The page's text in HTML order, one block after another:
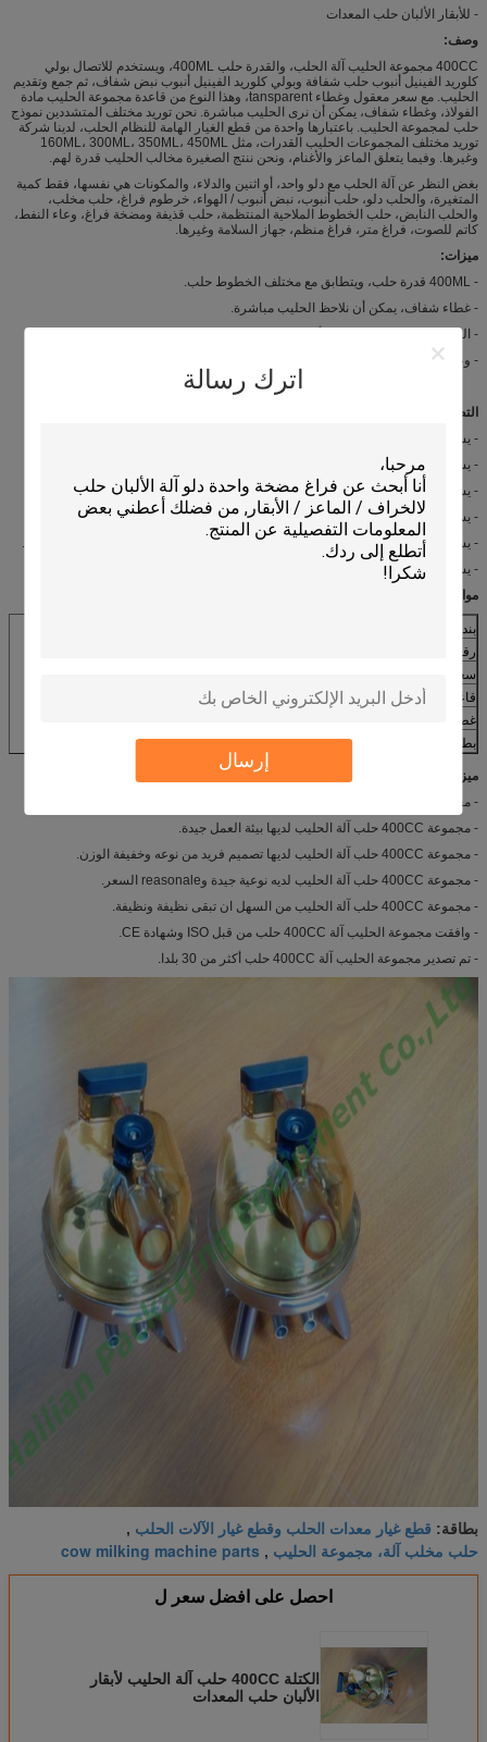
اترك رسالة
إرسال
- للأبقار الألبان حلب المعدات
وصف:
400CC مجموعة الحليب آلة الحلب، والقدرة حلب 400ML، ويستخدم للاتصال بولي
كلوريد الفينيل أنبوب حلب شفافة وبولي كلوريد الفينيل أنبوب نبض شفاف، ثم جمع وتقديم
الحليب. مع سعر معقول وغطاء tansparent، وهذا النوع من قاعدة مجموعة الحليب مادة
الفولاذ، وغطاء شفاف، يمكن أن نرى الحليب مباشرة. نحن توريد مختلف المتشددين نموذج
حلب لمجموعة الحليب. باعتبارها واحدة من قطع الغيار الهامة للنظام الحلب، لدينا شركة
توريد مختلف المجموعات الحليب القدرات، مثل 160ML، 300ML، 350ML، 450ML
وغيرها. وفيما يتعلق الماعز والأغنام، ونحن ننتج الصغيرة مخالب الحليب قدرة لهم.
بغض النظر عن آلة الحلب مع دلو واحد، أو اثنين والدلاء، والمكونات هي نفسها، فقط كمية
المتغيرة، والحلب دلو، حلب أنبوب، نبض أنبوب / الهواء، خرطوم فراغ، حلب مخلب،
والحلب النابض، حلب الخطوط الملاحية المنتظمة، حلب قذيفة ومضخة فراغ، وعاء النفط،
كاتم للصوت، فراغ متر، فراغ منظم، جهاز السلامة وغيرها.
ميزات:
- 400ML قدرة حلب، ويتطابق مع مختلف الخطوط حلب.
- غطاء شفاف، يمكن أن نلاحظ الحليب مباشرة.
- التلقائي مصاريع قبالة صمام أم لا؛
- وعاء من الصلب، لديه استخدامها وقت طويل الحياة؛
التطبيقات:
- يستخدم مجموعة الحليب آلة 400CC حلب لتوصيل أنابيب تتحمل كبيرة.
- يستخدم مجموعة الحليب آلة 400CC حلب لربط أنبوب الحليب وأنبوب النبض.
- يستخدم مجموعة الحليب آلة 400CC حلب لتتناسب مع بقرة آلة الحلب الآلي.
- يستخدم مجموعة الحليب آلة 400CC حلب للتواصل مع نظام البقرة الحلوب صالون.
- يستخدم مجموعة الحليب آلة 400CC حلب لتحل محل أخرى مجموعة الحليب القدرات.
- يستخدم مجموعة الحليب آلة 400CC حلب لجمع الحليب ثم تقديم الحليب.
مواصفات:
بند
رقم الموديل
سعة
قاعدة
قاعدة الصلب
غطاء، يغطي
بطانة
بطانات تتحمل كبيرة
ميزة تنافسية:
- مجموعة الحليب آلة 400CC حلب لديها ضمان لمدة سنة واحدة.
- مجموعة 400CC حلب آلة الحليب لديها بيئة العمل جيدة.
- مجموعة 400CC حلب آلة الحليب لديها تصميم فريد من نوعه وخفيفة الوزن.
- مجموعة 400CC حلب آلة الحليب لديه نوعية جيدة وreasonale السعر.
- مجموعة 400CC حلب آلة الحليب من السهل ان تبقى نظيفة ونظيفة.
- وافقت مجموعة الحليب آلة 400CC حلب من قبل ISO وشهادة CE.
- تم تصدير مجموعة الحليب آلة 400CC حلب أكثر من 30 بلدا.
بطاقة: قطع غيار معدات الحلب وقطع غيار الآلات الحلب ,
حلب مخلب آلة، مجموعة الحليب ,
cow milking machine parts
احصل على افضل سعر ل
الكتلة 400CC حلب آلة الحليب لأبقار
الألبان حلب المعدات